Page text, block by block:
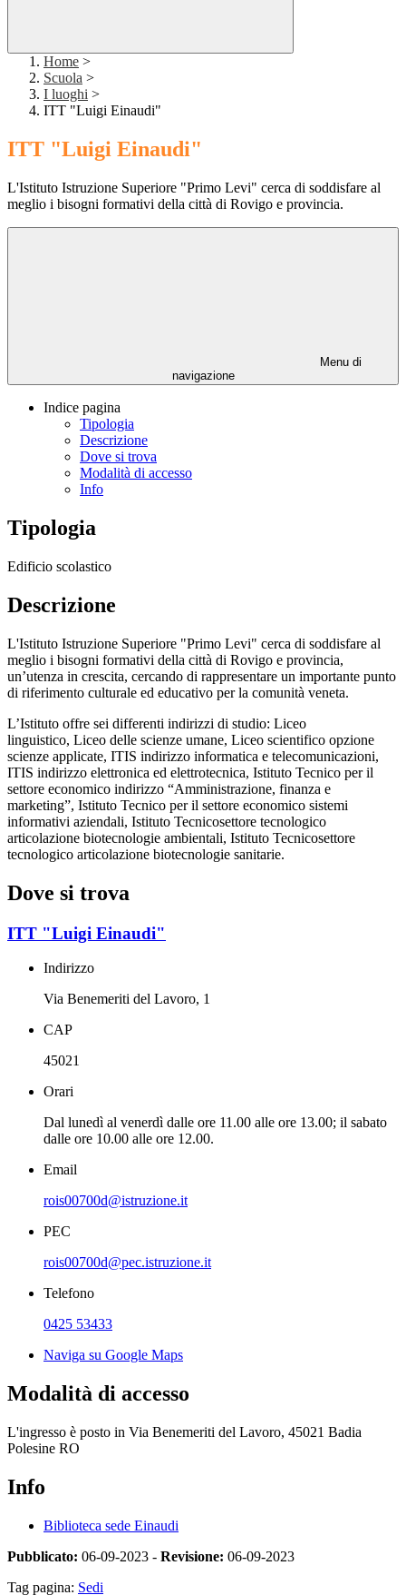
Home >
Scuola >
I luoghi >
ITT "Luigi Einaudi"
ITT "Luigi Einaudi"
L'Istituto Istruzione Superiore "Primo Levi" cerca di soddisfare al
meglio i bisogni formativi della città di Rovigo e provincia.
Menu di
navigazione
Indice pagina
Tipologia
Descrizione
Dove si trova
Modalità di accesso
Info
Tipologia
Edificio scolastico
Descrizione
L'Istituto Istruzione Superiore "Primo Levi" cerca di soddisfare al
meglio i bisogni formativi della città di Rovigo e provincia,
un’utenza in crescita, cercando di rappresentare un importante punto
di riferimento culturale ed educativo per la comunità veneta.
L’Istituto offre sei differenti indirizzi di studio: Liceo
linguistico, Liceo delle scienze umane, Liceo scientifico opzione
scienze applicate, ITIS indirizzo informatica e telecomunicazioni,
ITIS indirizzo elettronica ed elettrotecnica, Istituto Tecnico per il
settore economico indirizzo “Amministrazione, finanza e
marketing”, Istituto Tecnico per il settore economico sistemi
informativi aziendali, Istituto Tecnicosettore tecnologico
articolazione biotecnologie ambientali, Istituto Tecnicosettore
tecnologico articolazione biotecnologie sanitarie.
Dove si trova
ITT "Luigi Einaudi"
Indirizzo
Via Benemeriti del Lavoro, 1
CAP
45021
Orari
Dal lunedì al venerdì dalle ore 11.00 alle ore 13.00; il sabato
dalle ore 10.00 alle ore 12.00.
Email
rois00700d@istruzione.it
PEC
rois00700d@pec.istruzione.it
Telefono
0425 53433
Naviga su Google Maps
Modalità di accesso
L'ingresso è posto in Via Benemeriti del Lavoro, 45021 Badia
Polesine RO
Info
Biblioteca sede Einaudi
Pubblicato: 06-09-2023 - Revisione: 06-09-2023
Tag pagina: Sedi